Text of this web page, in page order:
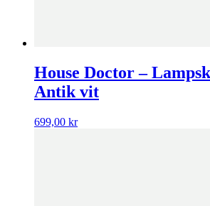
House Doctor –
Antik vit
699,00 kr